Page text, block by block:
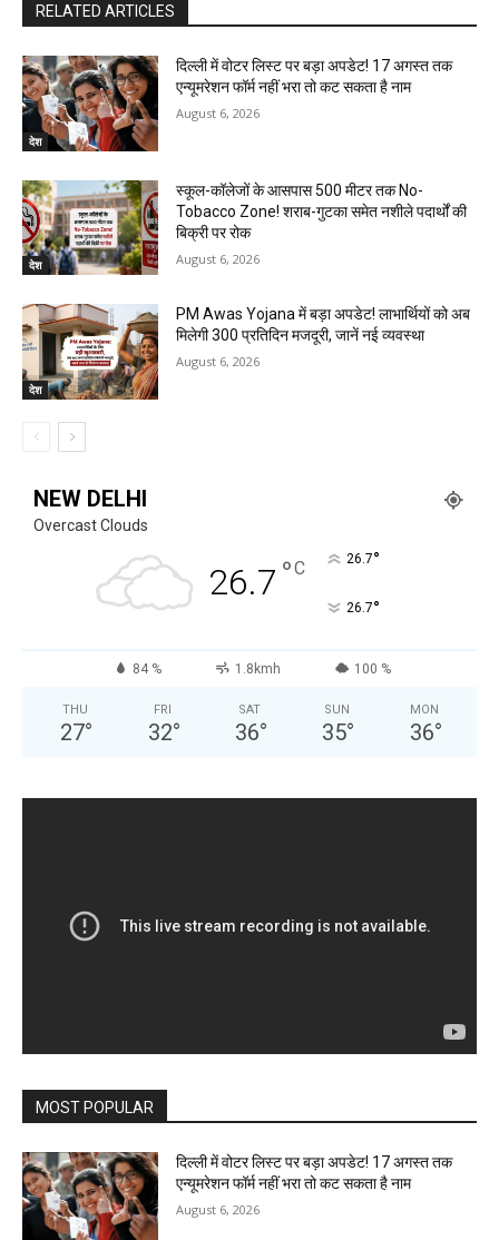
RELATED ARTICLES
देश
दिल्ली में वोटर लिस्ट पर बड़ा अपडेट! 17 अगस्त तक
एन्यूमरेशन फॉर्म नहीं भरा तो कट सकता है नाम
August 6, 2026
देश
स्कूल-कॉलेजों के आसपास 500 मीटर तक No-
Tobacco Zone! शराब-गुटका समेत नशीले पदार्थों की
बिक्री पर रोक
August 6, 2026
देश
PM Awas Yojana में बड़ा अपडेट! लाभार्थियों को अब
मिलेगी ₹300 प्रतिदिन मजदूरी, जानें नई व्यवस्था
August 6, 2026
NEW DELHI
Overcast Clouds
26.7 °C 26.7°
26.7°
84 % 1.8kmh 100 %
THU
27°
FRI
32°
SAT
36°
SUN
35°
MON
36°
MOST POPULAR
दिल्ली में वोटर लिस्ट पर बड़ा अपडेट! 17 अगस्त तक
एन्यूमरेशन फॉर्म नहीं भरा तो कट सकता है नाम
August 6, 2026